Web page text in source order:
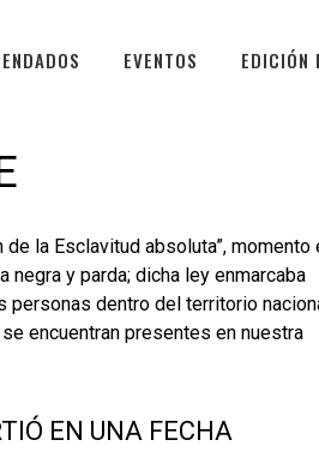
EVENTOS EDICIÓN
la Esclavitud absoluta”, momento
y parda; dicha ley enmarcaba
dentro del territorio
encuentran presentes en nuestra
EN UNA FECHA